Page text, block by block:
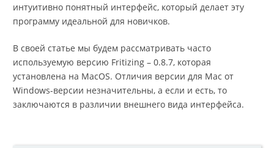
интуитивно понятный интерфейс, который делает эту
программу идеальной для новичков.
В своей статье мы будем рассматривать часто
используемую версию Fritizing – 0.8.7, которая
установлена на MacOS. Отличия версии для Mac от
Windows-версии незначительны, а если и есть, то
заключаются в различии внешнего вида интерфейса.